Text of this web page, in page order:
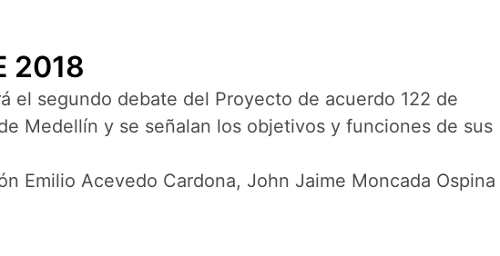
2018
el segundo debate del Proyecto de acuerdo 122 de
Medellín y se señalan los objetivos y funciones de sus
Emilio Acevedo Cardona, John Jaime Moncada Ospina